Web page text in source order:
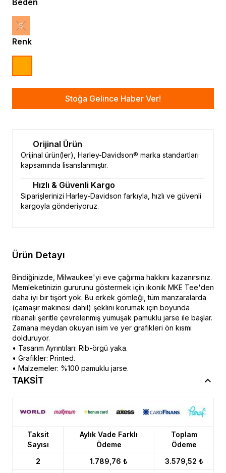
Beden
S
Renk
Stoğa Gelince Haber Ver!
Orijinal Ürün
Orijinal ürün(ler), Harley-Davidson® marka standartları
kapsamında lisanslanmıştır.
Hızlı & Güvenli Kargo
Siparişlerinizi Harley-Davidson farkıyla, hızlı ve güvenli
kargoyla gönderiyoruz.
Ürün Detayı
Bindiğinizde, Milwaukee'yi eve çağırma hakkını kazanırsınız.
Memleketinizin gururunu göstermek için ikonik MKE Tee'den
daha iyi bir tişört yok. Bu erkek gömleği, tüm manzaralarda
(çamaşır makinesi dahil) şeklini korumak için boyunda
ribanalı şeritle çevrelenmiş yumuşak pamuklu jarse ile başlar.
Zamana meydan okuyan isim ve yer grafikleri ön kısmı
dolduruyor.
• Tasarım Ayrıntıları: Rib-örgü yaka.
• Grafikler: Printed.
• Malzemeler: %100 pamuklu jarse.
TAKSİT
Taksit
Sayısı
Aylık Vade Farklı
Ödeme
Toplam
Ödeme
2
1.789,76 ₺
3.579,52 ₺